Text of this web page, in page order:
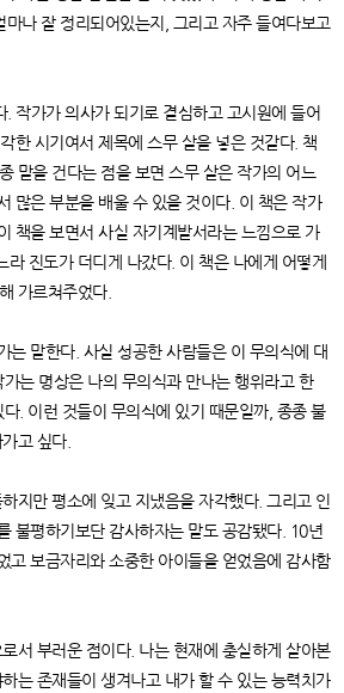
나 잘 정리되어있는지, 그리고 자주 들여다보고
작가가 의사가 되기로 결심하고 고시원에 들어
한 시기여서 제목에 스무 살을 넣은 것같다. 책
말을 건다는 점을 보면 스무 살은 작가의 어느
많은 부분을 배울 수 있을 것이다. 이 책은 작가
책을 보면서 사실 자기계발서라는 느낌으로 가
진도가 더디게 나갔다. 이 책은 나에게 어떻게
가르쳐주었다.
말한다. 사실 성공한 사람들은 이 무의식에 대
는 명상은 나의 무의식과 만나는 행위라고 한
. 이런 것들이 무의식에 있기 때문일까, 종종 불
고 싶다.
지만 평소에 잊고 지냈음을 자각했다. 그리고 인
불평하기보단 감사하자는 말도 공감됐다. 10년
고 보금자리와 소중한 아이들을 얻었음에 감사함
서 부러운 점이다. 나는 현재에 충실하게 살아본
는 존재들이 생겨나고 내가 할 수 있는 능력치가